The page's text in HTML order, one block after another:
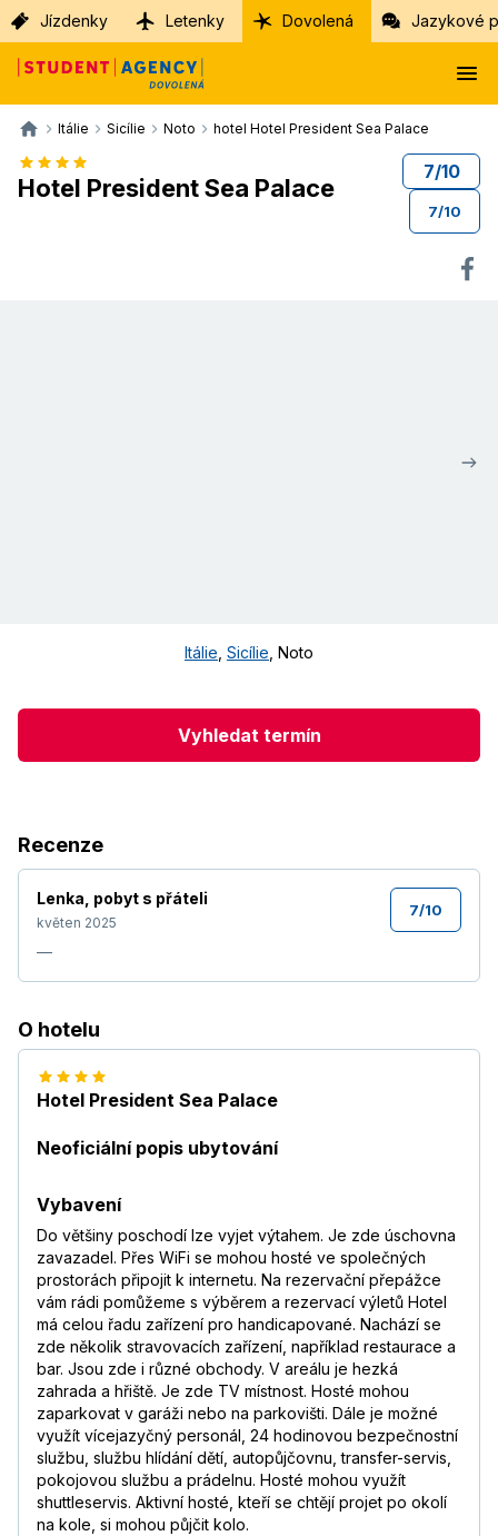
Jízdenky Letenky Dovolená Jazykové
Itálie Sicílie Noto hotel Hotel President Sea Palace
Hotel President Sea Palace
7/10
7/10
Itálie Sicílie Noto
Vyhledat termín
Recenze
Lenka pobyt s přáteli
květen 2025
—
7/10
O hotelu
Hotel President Sea Palace
Neoficiální popis ubytování
Vybavení
Do většiny poschodí lze vyjet výtahem. Je zde úschovna
zavazadel. Přes WiFi se mohou hosté ve společných
prostorách připojit k internetu. Na rezervační přepážce
vám rádi pomůžeme s výběrem a rezervací výletů Hotel
má celou řadu zařízení pro handicapované. Nachází se
zde několik stravovacích zařízení, například restaurace a
bar. Jsou zde i různé obchody. V areálu je hezká
zahrada a hřiště. Je zde TV místnost. Hosté mohou
zaparkovat v garáži nebo na parkovišti. Dále je možné
využít vícejazyčný personál, 24 hodinovou bezpečnostní
službu, službu hlídání dětí, autopůjčovnu, transfer-servis,
pokojovou službu a prádelnu. Hosté mohou využít
shuttleservis. Aktivní hosté, kteří se chtějí projet po okolí
na kole, si mohou půjčit kolo.